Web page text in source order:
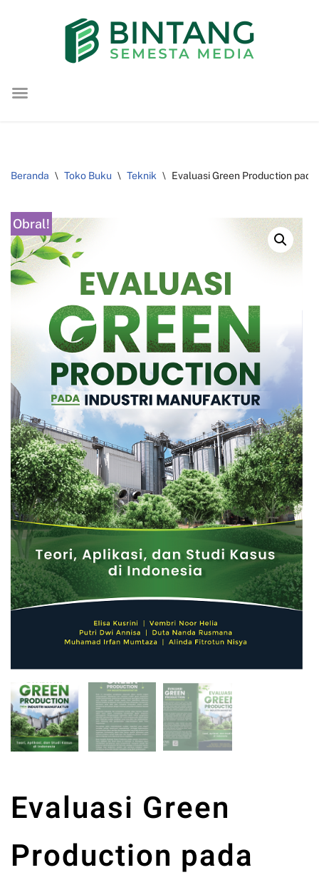
konten
Beranda \ Toko Buku \ Teknik \ Evaluasi Green Production
Obral!
Evaluasi Green
Production pada